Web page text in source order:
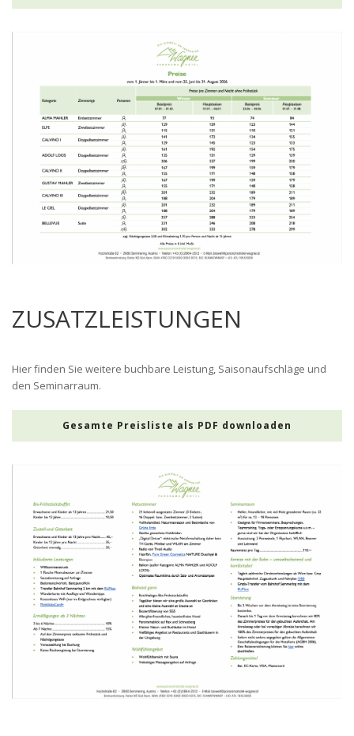
ZUSATZLEISTUNGEN
Hier finden Sie weitere buchbare Leistung, Saisonaufschläge und
den Seminarraum.
Gesamte Preisliste als PDF downloaden